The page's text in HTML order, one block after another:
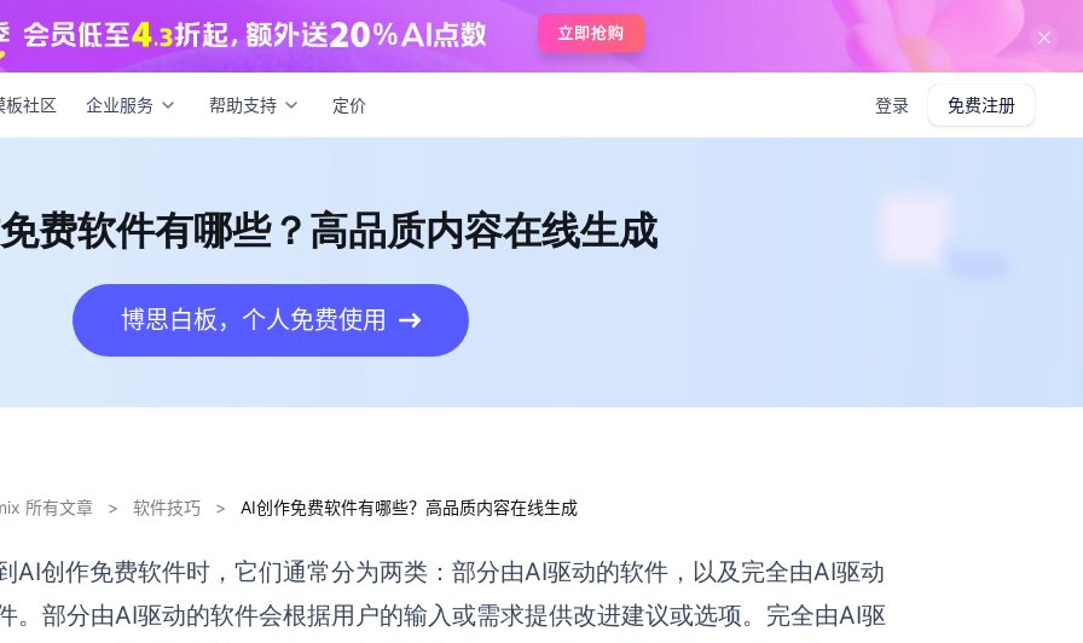
板社区 企业服务 帮助支持 定价 登录 免费注册
费软件有哪些？高品质内容在线生成
费软件有哪些？高品质内容在线生成
博思白板，个人免费使用
所有文章 > 软件技巧 > AI创作免费软件有哪些？高品质内容在线生成
AI创作免费软件时，它们通常分为两类：部分由AI驱动的软件，以及完全由AI驱动
。部分由AI驱动的软件会根据用户的输入或需求提供改进建议或选项。完全由AI驱